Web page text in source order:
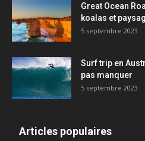
Great Ocean
koalas et
5 septembre 2023
Surf trip en
pas manquer
5 septembre 2023
Articles populaires